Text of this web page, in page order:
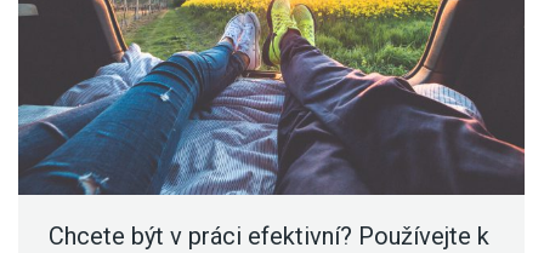
Chcete být v práci efektivní? Používejte k